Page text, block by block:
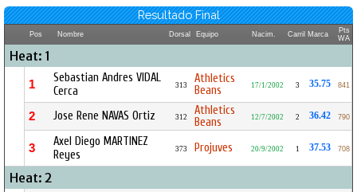
Resultado Final
Pos Nombre Dorsal Equipo Nacim. Carril Marca
Pts
WA
Heat: 1
1
Sebastian Andres VIDAL
Cerca
313
Athletics
Beans
17/1/2002 3 35.75 841
2 Jose Rene NAVAS Ortiz 312
Athletics
Beans
12/7/2002 2 36.42 790
3
Axel Diego MARTINEZ
Reyes
373 Projuves 20/9/2002 1 37.53 708
Heat: 2